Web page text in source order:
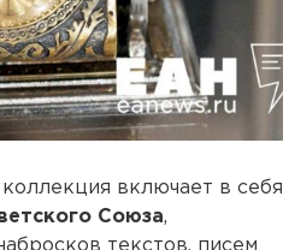
включает в себя
Союза,
текстов, писем